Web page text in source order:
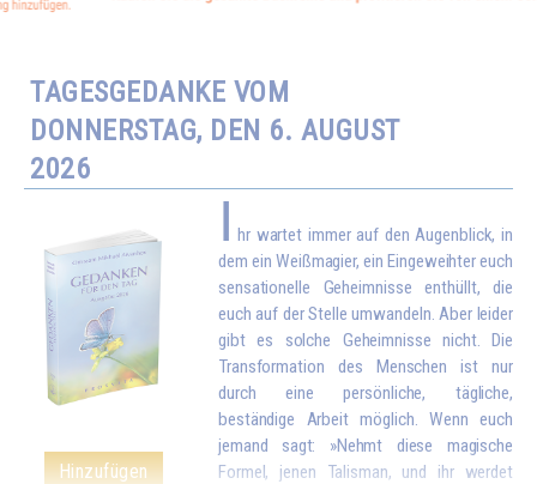
TAGESGEDANKE VOM
DONNERSTAG, DEN 6. AUGUST
2026
Hinzufügen
I hr wartet immer auf den Augenblick, in
dem ein Weißmagier, ein Eingeweihter euch
sensationelle Geheimnisse enthüllt, die
euch auf der Stelle umwandeln. Aber leider
gibt es solche Geheimnisse nicht. Die
Transformation des Menschen ist nur
durch eine persönliche, tägliche,
beständige Arbeit möglich. Wenn euch
jemand sagt: »Nehmt diese magische
Formel, jenen Talisman, und ihr werdet